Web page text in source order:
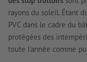
rayons du soleil. Étant
PVC dans le cadre du
protégées des
toute l'année comme